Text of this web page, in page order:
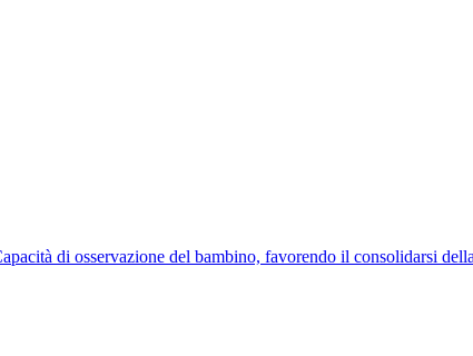
di osservazione del bambino, favorendo il consolidarsi